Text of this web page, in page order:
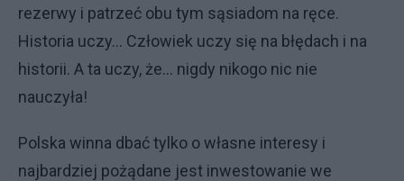
rezerwy i patrzeć obu tym sąsiadom na ręce.
Historia uczy... Człowiek uczy się na błędach i na
historii. A ta uczy, że... nigdy nikogo nic nie
nauczyła!
Polska winna dbać tylko o własne interesy i
najbardziej pożądane jest inwestowanie we